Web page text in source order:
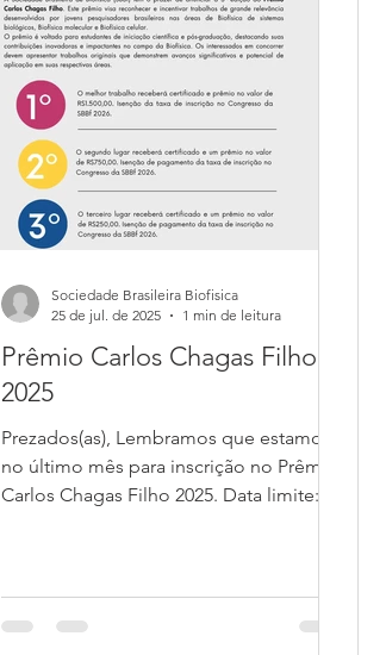
incluído(a) nesta solicitação de auxílio.
Informamos que o prazo foi estendido
até o dia 22 de abril . Solicitamos que
respondam este email enviando sua
Prêmio Carlos Chagas Filho
2025
Prezados(as), Lembramos que estamos
no último mês para inscrição no Prêmio
Carlos Chagas Filho 2025. Data limite: 31
Sociedade Brasileira Biofisica
25 de jul. de 2025
1 min de leitura